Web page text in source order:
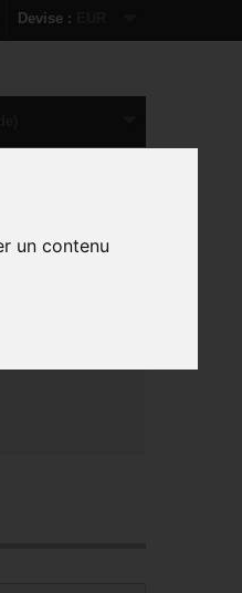
un contenu
Devise :